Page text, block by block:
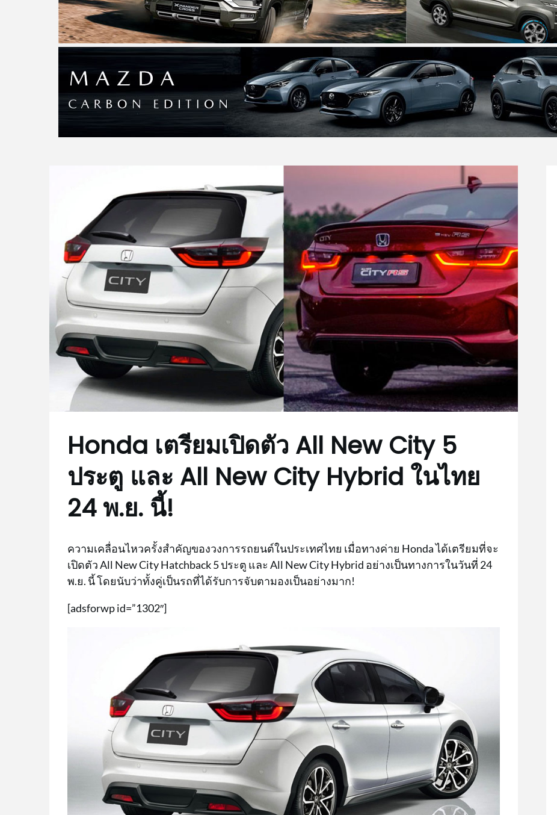
Honda เตรียมเปิดตัว All New City 5
ประตู และ All New City Hybrid ในไทย
24 พ.ย. นี้!
ความเคลื่อนไหวครั้งสำคัญของวงการรถยนต์ในประเทศไทย เมื่อทางค่าย Honda ได้เตรียมที่จะ
เปิดตัว All New City Hatchback 5 ประตู และ All New City Hybrid อย่างเป็นทางการในวันที่ 24
พ.ย. นี้ โดยนับว่าทั้งคู่เป็นรถที่ได้รับการจับตามองเป็นอย่างมาก!
[adsforwp id=”1302″]